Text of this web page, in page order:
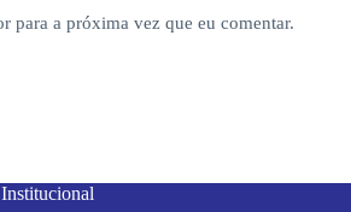
para a próxima vez que eu comentar.
Institucional